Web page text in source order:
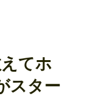
てホ
スター